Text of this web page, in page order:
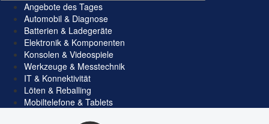
Angebote des Tages
Automobil & Diagnose
Batterien & Ladegeräte
Elektronik & Komponenten
Konsolen & Videospiele
Werkzeuge & Messtechnik
IT & Konnektivität
Löten & Reballing
Mobiltelefone & Tablets